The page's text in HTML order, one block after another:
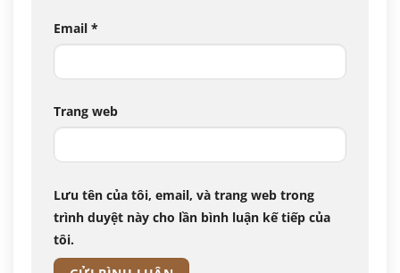
Email *
Trang web
Lưu tên của tôi, email, và trang web trong
trình duyệt này cho lần bình luận kế tiếp của
tôi.